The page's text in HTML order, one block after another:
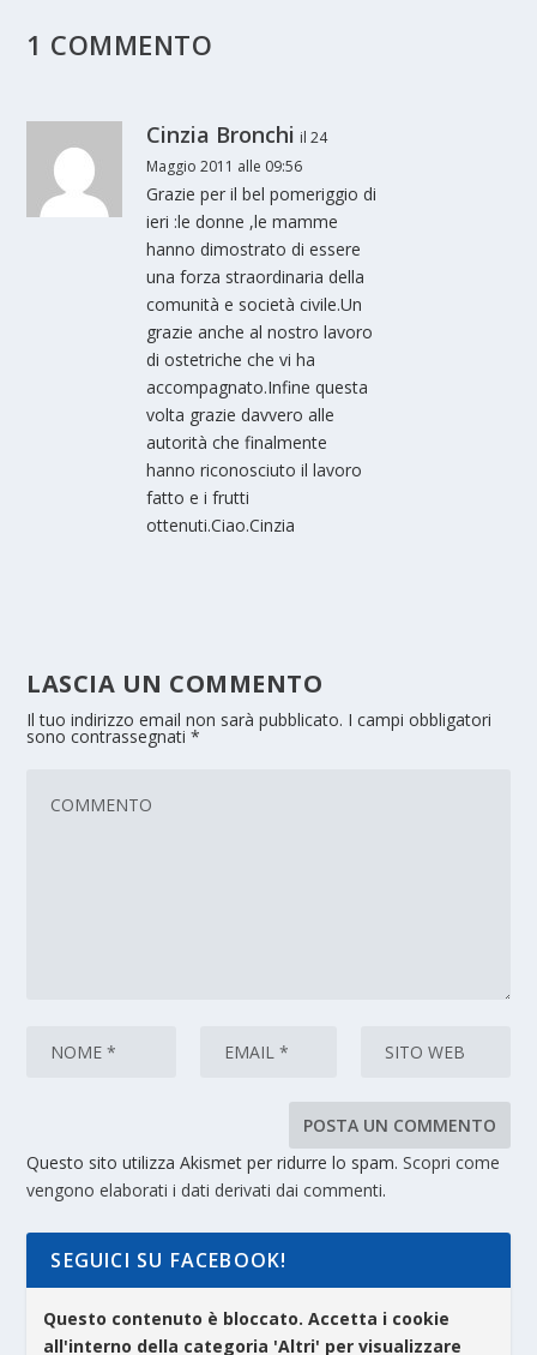
1 COMMENTO
Cinzia Bronchi il 24
Maggio 2011 alle 09:56
Grazie per il bel pomeriggio di
ieri :le donne ,le mamme
hanno dimostrato di essere
una forza straordinaria della
comunità e società civile.Un
grazie anche al nostro lavoro
di ostetriche che vi ha
accompagnato.Infine questa
volta grazie davvero alle
autorità che finalmente
hanno riconosciuto il lavoro
fatto e i frutti
ottenuti.Ciao.Cinzia
LASCIA UN COMMENTO
Il tuo indirizzo email non sarà pubblicato. I campi obbligatori
sono contrassegnati*
Questo sito utilizza Akismet per ridurre lo spam.Scopri come
vengono elaborati i dati derivati dai commenti.
SEGUICI SU FACEBOOK!
Questo contenuto è bloccato. Accetta i cookie
all'interno della categoria 'Altri' per visualizzare